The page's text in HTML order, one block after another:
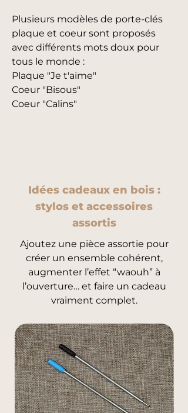
Plusieurs modèles de porte-clés
plaque et coeur sont proposés
avec différents mots doux pour
tous le monde :
Plaque "Je t'aime"
Coeur "Bisous"
Coeur "Calins"
Idées cadeaux en bois :
stylos et accessoires
assortis
Ajoutez une pièce assortie pour
créer un ensemble cohérent,
augmenter l’effet “waouh” à
l’ouverture… et faire un cadeau
vraiment complet.